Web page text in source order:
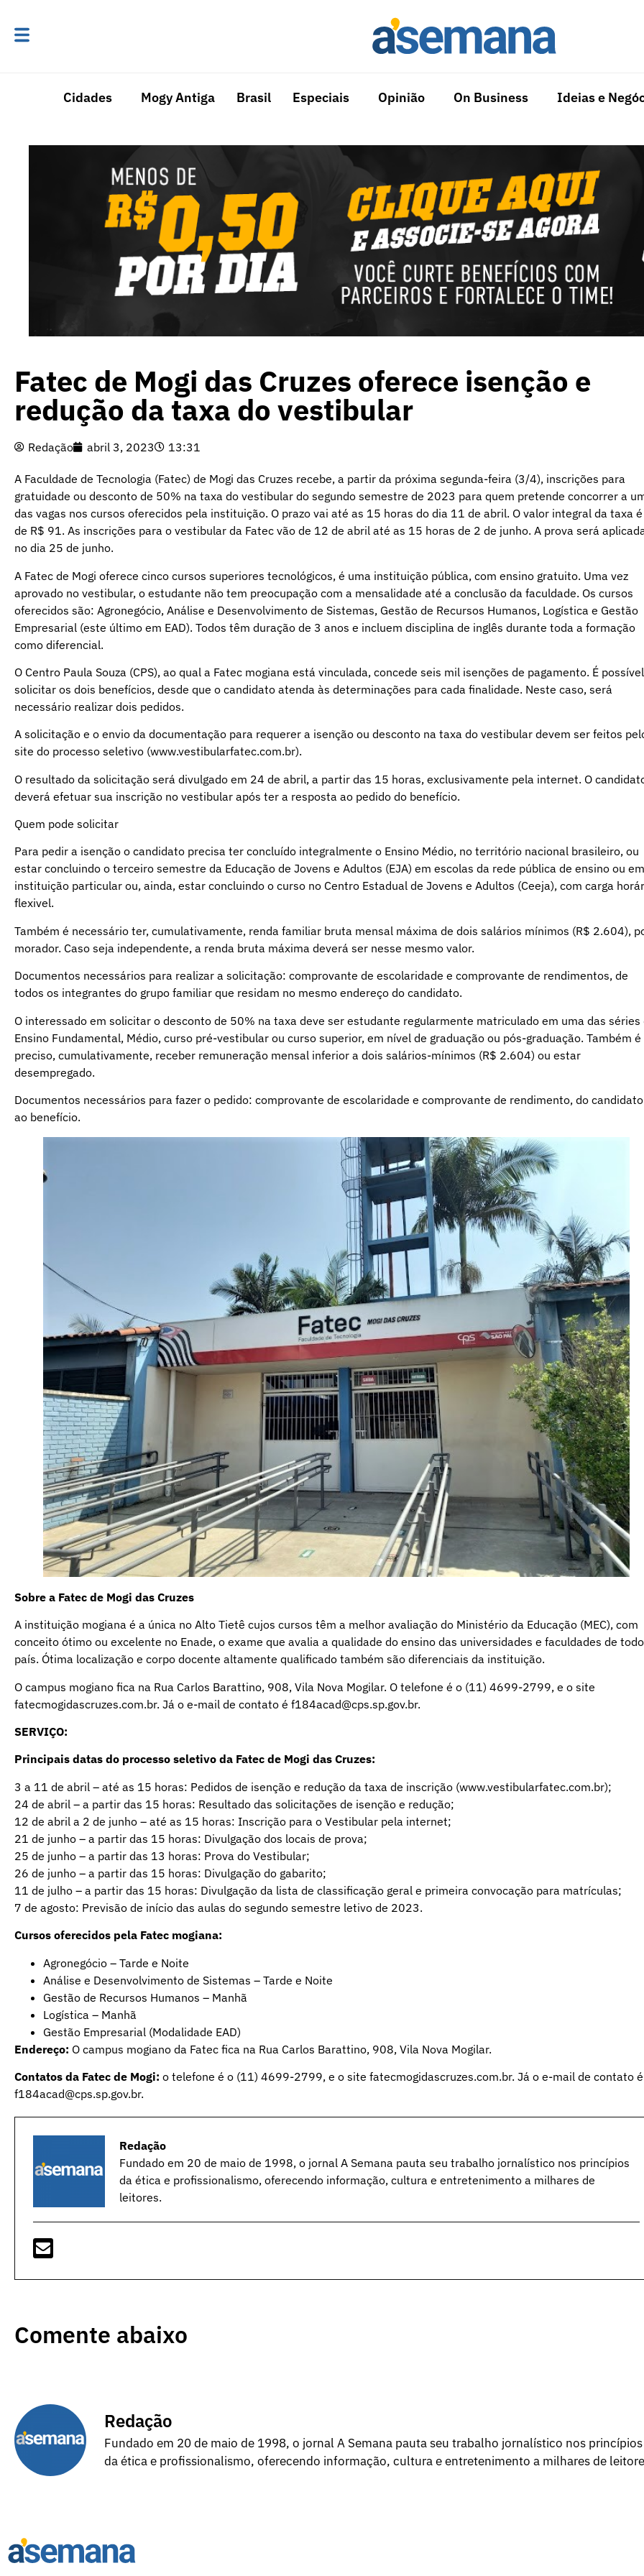
Cidades Mogy Antiga Brasil Especiais Opinião On Business Ideias e
Fatec de Mogi das Cruzes oferece isenção e
redução da taxa do vestibular
Redação abril 3, 2023 13:31
A Faculdade de Tecnologia (Fatec) de Mogi das Cruzes recebe, a partir da próxima segunda-feira (3/4), inscrições para
gratuidade ou desconto de 50% na taxa do vestibular do segundo semestre de 2023 para quem pretende concorrer a
das vagas nos cursos oferecidos pela instituição. O prazo vai até as 15 horas do dia 11 de abril. O valor integral da taxa é
de R$ 91. As inscrições para o vestibular da Fatec vão de 12 de abril até as 15 horas de 2 de junho. A prova será
no dia 25 de junho.
A Fatec de Mogi oferece cinco cursos superiores tecnológicos, é uma instituição pública, com ensino gratuito. Uma vez
aprovado no vestibular, o estudante não tem preocupação com a mensalidade até a conclusão da faculdade. Os cursos
oferecidos são: Agronegócio, Análise e Desenvolvimento de Sistemas, Gestão de Recursos Humanos, Logística e Gestão
Empresarial (este último em EAD). Todos têm duração de 3 anos e incluem disciplina de inglês durante toda a formação
como diferencial.
O Centro Paula Souza (CPS), ao qual a Fatec mogiana está vinculada, concede seis mil isenções de pagamento. É possível
solicitar os dois benefícios, desde que o candidato atenda às determinações para cada finalidade. Neste caso, será
necessário realizar dois pedidos.
A solicitação e o envio da documentação para requerer a isenção ou desconto na taxa do vestibular devem ser feitos
site do processo seletivo (www.vestibularfatec.com.br).
O resultado da solicitação será divulgado em 24 de abril, a partir das 15 horas, exclusivamente pela internet. O
deverá efetuar sua inscrição no vestibular após ter a resposta ao pedido do benefício.
Quem pode solicitar
Para pedir a isenção o candidato precisa ter concluído integralmente o Ensino Médio, no território nacional brasileiro, ou
estar concluindo o terceiro semestre da Educação de Jovens e Adultos (EJA) em escolas da rede pública de ensino ou em
instituição particular ou, ainda, estar concluindo o curso no Centro Estadual de Jovens e Adultos (Ceeja), com carga
flexivel.
Também é necessário ter, cumulativamente, renda familiar bruta mensal máxima de dois salários mínimos (R$ 2.604),
morador. Caso seja independente, a renda bruta máxima deverá ser nesse mesmo valor.
Documentos necessários para realizar a solicitação: comprovante de escolaridade e comprovante de rendimentos, de
todos os integrantes do grupo familiar que residam no mesmo endereço do candidato.
O interessado em solicitar o desconto de 50% na taxa deve ser estudante regularmente matriculado em uma das séries
Ensino Fundamental, Médio, curso pré-vestibular ou curso superior, em nível de graduação ou pós-graduação. Também é
preciso, cumulativamente, receber remuneração mensal inferior a dois salários-mínimos (R$ 2.604) ou estar
desempregado.
Documentos necessários para fazer o pedido: comprovante de escolaridade e comprovante de rendimento, do candidato
ao benefício.
Sobre a Fatec de Mogi das Cruzes
A instituição mogiana é a única no Alto Tietê cujos cursos têm a melhor avaliação do Ministério da Educação (MEC), com
conceito ótimo ou excelente no Enade, o exame que avalia a qualidade do ensino das universidades e faculdades de
país. Ótima localização e corpo docente altamente qualificado também são diferenciais da instituição.
O campus mogiano fica na Rua Carlos Barattino, 908, Vila Nova Mogilar. O telefone é o (11) 4699-2799, e o site
fatecmogidascruzes.com.br. Já o e-mail de contato é f184acad@cps.sp.gov.br.
SERVIÇO:
Principais datas do processo seletivo da Fatec de Mogi das Cruzes:
3 a 11 de abril – até as 15 horas: Pedidos de isenção e redução da taxa de inscrição (www.vestibularfatec.com.br);
24 de abril – a partir das 15 horas: Resultado das solicitações de isenção e redução;
12 de abril a 2 de junho – até as 15 horas: Inscrição para o Vestibular pela internet;
21 de junho – a partir das 15 horas: Divulgação dos locais de prova;
25 de junho – a partir das 13 horas: Prova do Vestibular;
26 de junho – a partir das 15 horas: Divulgação do gabarito;
11 de julho – a partir das 15 horas: Divulgação da lista de classificação geral e primeira convocação para matrículas;
7 de agosto: Previsão de início das aulas do segundo semestre letivo de 2023.
Cursos oferecidos pela Fatec mogiana:
Agronegócio – Tarde e Noite
Análise e Desenvolvimento de Sistemas – Tarde e Noite
Gestão de Recursos Humanos – Manhã
Logística – Manhã
Gestão Empresarial (Modalidade EAD)
Endereço: O campus mogiano da Fatec fica na Rua Carlos Barattino, 908, Vila Nova Mogilar.
Contatos da Fatec de Mogi: o telefone é o (11) 4699-2799, e o site fatecmogidascruzes.com.br. Já o e-mail de contato é
f184acad@cps.sp.gov.br.
Redação
Fundado em 20 de maio de 1998, o jornal A Semana pauta seu trabalho jornalístico nos princípios
da ética e profissionalismo, oferecendo informação, cultura e entretenimento a milhares de
leitores.
Comente abaixo
Redação
Fundado em 20 de maio de 1998, o jornal A Semana pauta seu trabalho jornalístico nos princípios
da ética e profissionalismo, oferecendo informação, cultura e entretenimento a milhares de